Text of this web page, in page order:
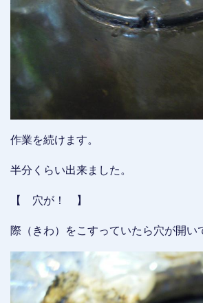
作業を続けます。
半分くらい出来ました。
【 穴が！ 】
際（きわ）をこすっていたら穴が開い